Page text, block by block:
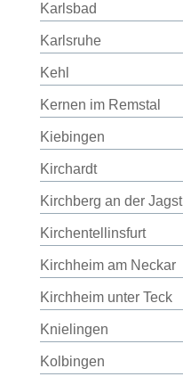
Karlsbad
Karlsruhe
Kehl
Kernen im Remstal
Kiebingen
Kirchardt
Kirchberg an der Jagst
Kirchentellinsfurt
Kirchheim am Neckar
Kirchheim unter Teck
Knielingen
Kolbingen